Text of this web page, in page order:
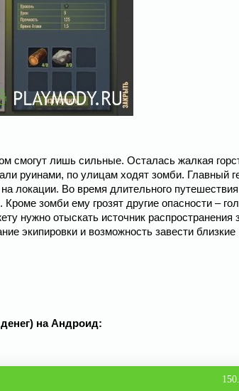
смогут лишь сильные. Осталась жалкая
руинами, по улицам ходят зомби. Главный
локации. Во время длительного путешествия
зомби ему грозят другие опасности –
нужно отыскать источник распространения
экипировки и возможность завести близкие
на Андроид: